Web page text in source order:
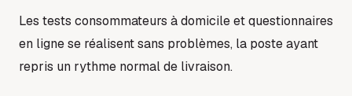
Les tests consommateurs à domicile et questionnaires
en ligne se réalisent sans problèmes, la poste ayant
repris un rythme normal de livraison.